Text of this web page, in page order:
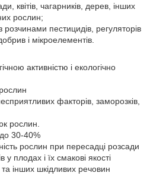
квітів, чагарників, дерев, інших
рослин;
розчинами пестицидів, регуляторів
і мікроелементів.
активністю і екологічно
факторів, заморозків,
рослин.
30-40%
рослин при пересадці розсади
у плодах і їх смакові якості
та інших шкідливих речовин